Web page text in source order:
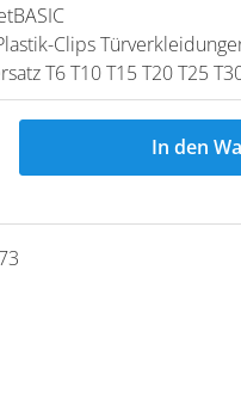
Clips
T6 T10 T15 T20 T25
In den